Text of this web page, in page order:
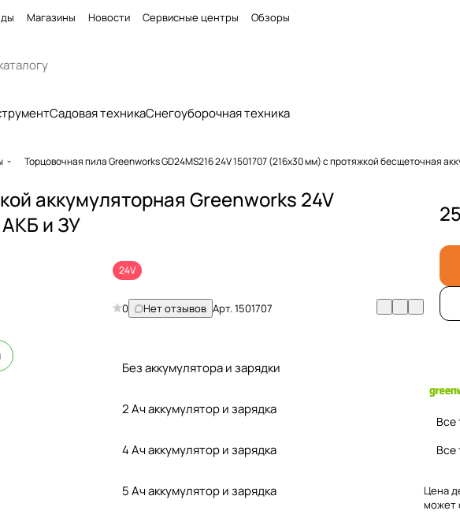
Магазины Новости Сервисные центры Обзоры
Садовая техникаСнегоуборочная техника
Торцовочная пила Greenworks GD24MS216 24V 1501707 (216x30 мм) с протяжкой бесщеточная
аккумуляторная Greenworks 24V
АКБ и ЗУ
24V
0 Нет отзывов Арт.1501707
Без аккумулятора и зарядки
2 Ач аккумулятор и зарядка
4 Ач аккумулятор и зарядка
5 Ач аккумулятор и зарядка
Все
Все
Цена
может